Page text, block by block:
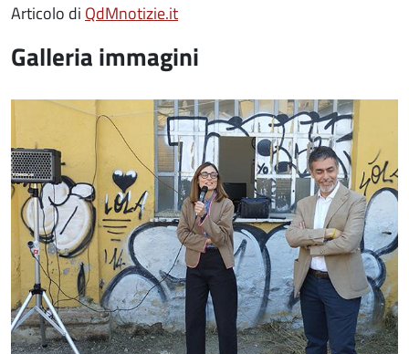
Articolo di QdMnotizie.it
Galleria immagini